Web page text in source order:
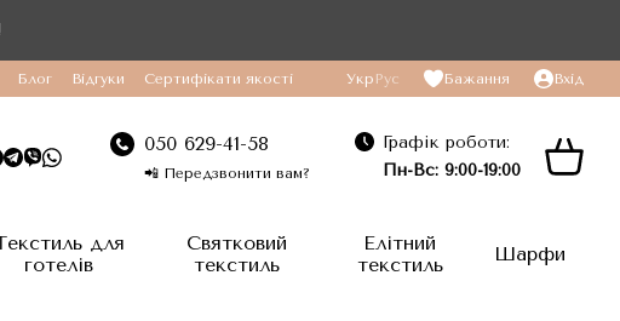
Блог Відгуки Сертифікати якості Укр Рус Бажання Вхід
050 629-41-58
📲 Передзвонити вам?
Графік роботи:
Пн-Вс: 9:00-19:00
для
готелів
Святковий
текстиль
Елітний
текстиль
Шарфи